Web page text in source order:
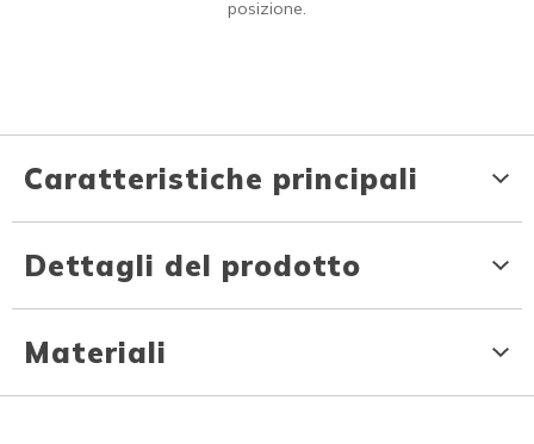
posizione.
Caratteristiche principali
Dettagli del prodotto
Materiali